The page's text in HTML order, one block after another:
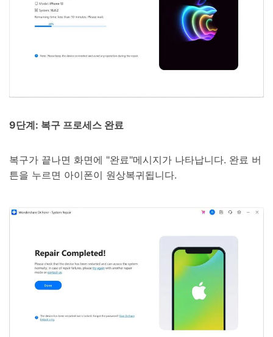
9단계: 복구 프로세스 완료
복구가 끝나면 화면에 "완료"메시지가 나타납니다. 완료 버
튼을 누르면 아이폰이 원상복귀됩니다.